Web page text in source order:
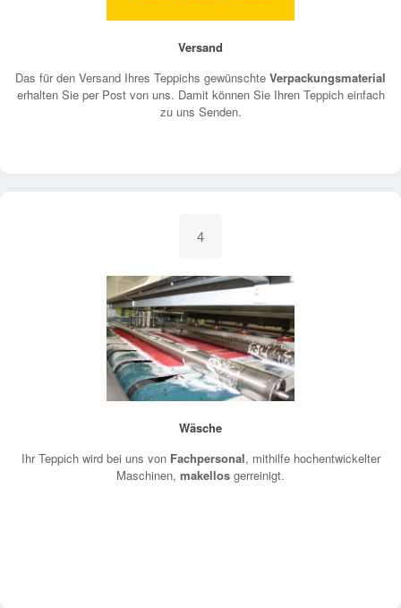
Versand
Das für den Versand Ihres Teppichs gewünschte Verpackungsmaterial
erhalten Sie per Post von uns. Damit können Sie Ihren Teppich einfach
zu uns Senden.
4
Wäsche
Ihr Teppich wird bei uns von Fachpersonal, mithilfe hochentwickelter
Maschinen, makellos gerreinigt.